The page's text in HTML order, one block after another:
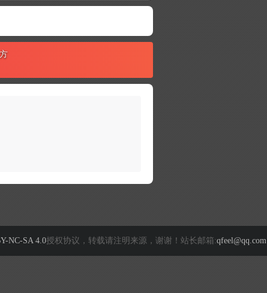
NC-SA 4.0授权协议，转载请注明来源，谢谢！站长邮箱:qfeel@qq.com